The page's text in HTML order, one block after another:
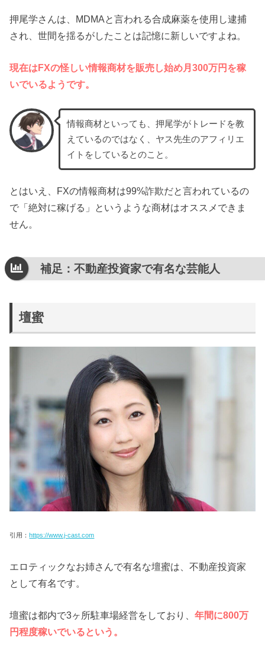
押尾学さんは、MDMAと言われる合成麻薬を使用し逮捕
され、世間を揺るがしたことは記憶に新しいですよね。
現在はFXの怪しい情報商材を販売し始め月300万円 を稼
いでいるようです。
情報商材といっても、押尾学がトレードを教
えているのではなく、ヤス先生のアフィリエ
イトをしているとのこと。
とはいえ、FXの情報商材は99%詐欺だと言われているの
で「絶対に稼げる」というような商材はオススメできま
せん。
補足：不動産投資家で有名な芸能人
壇蜜
引用： https://www.j-cast.com
エロティックなお姉さんで有名な壇蜜は、不動産投資家
として有名です。
壇蜜は都内で3ヶ所駐車場経営をしており、年間に800万
円程度稼いでいるという。